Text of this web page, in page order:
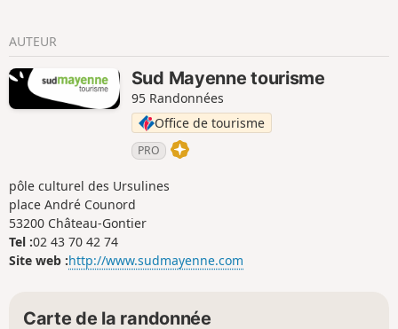
AUTEUR
Sud Mayenne tourisme
95 Randonnées
Office de tourisme
PRO
pôle culturel des Ursulines
place André Counord
53200 Château-Gontier
Tel :02 43 70 42 74
Site web :http://www.sudmayenne.com
Carte de la randonnée